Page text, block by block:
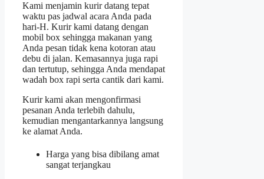
Kami menjamin kurir datang tepat
waktu pas jadwal acara Anda pada
hari-H. Kurir kami datang dengan
mobil box sehingga makanan yang
Anda pesan tidak kena kotoran atau
debu di jalan. Kemasannya juga rapi
dan tertutup, sehingga Anda mendapat
wadah box rapi serta cantik dari kami.
Kurir kami akan mengonfirmasi
pesanan Anda terlebih dahulu,
kemudian mengantarkannya langsung
ke alamat Anda.
Harga yang bisa dibilang amat
sangat terjangkau